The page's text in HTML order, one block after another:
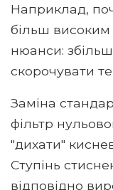
Наприклад,
більш високим
нюанси:
скорочувати
Заміна
фільтр
"дихати"
Ступінь
відповідно